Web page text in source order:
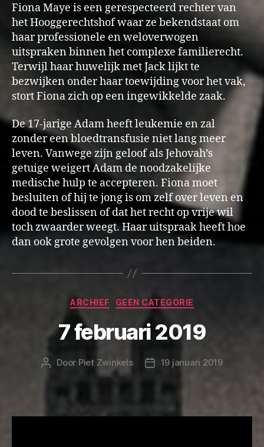
Fiona Maye is een gerespecteerd rechter van
het Hooggerechtshof waar ze bekendstaat om
haar professionele en weloverwogen
uitspraken binnen het complexe familierecht.
Terwijl haar huwelijk met Jack lijkt te
bezwijken onder haar toewijding voor het vak,
stort Fiona zich op een ingewikkelde zaak.
De 17-jarige Adam heeft leukemie en zal
zonder een bloedtransfusie niet lang meer
leven. Vanwege zijn geloof als Jehovah’s
getuige weigert Adam de noodzakelijke
medische hulp te accepteren. Fiona moet
besluiten of hij te jong is om zelf over leven en
dood te beslissen of dat het recht op vrije wil
toch zwaarder weegt. Haar uitspraak heeft hoe
dan ook grote gevolgen voor hen beiden.
Categorieën
ARCHIEF GEEN CATEGORIE
7 februari 2019
Berichtauteur
Door Piet Zwinkels Berichtdatum
19 januari 2019